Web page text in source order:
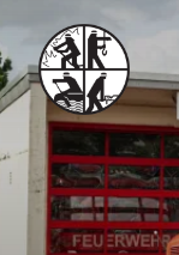
Inhalt
springen